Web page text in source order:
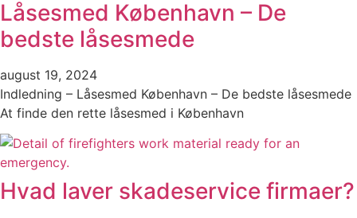
Låsesmed København – De
bedste låsesmede
august 19, 2024
Indledning – Låsesmed København – De bedste låsesmede
At finde den rette låsesmed i København
Hvad laver skadeservice firmaer?